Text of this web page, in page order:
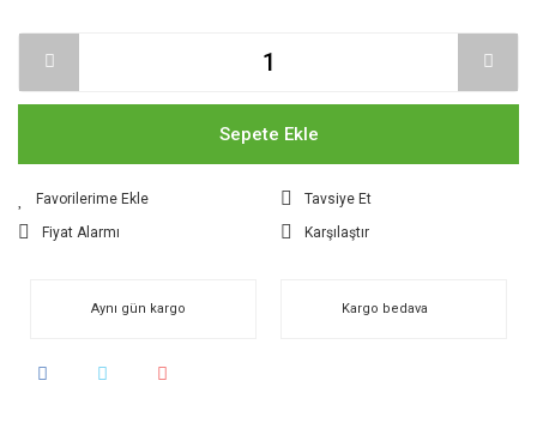
Sepete Ekle
Tavsiye Et
Fiyat Alarmı
Karşılaştır
Aynı gün kargo Kargo bedava